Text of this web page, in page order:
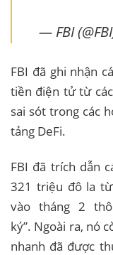
— FBI
FBI đã ghi nhận
tiền điện tử từ
sai sót trong các
tảng DeFi.
FBI đã trích dẫn
321 triệu đô la
vào tháng 2
ký”. Ngoài ra, nó
nhanh đã được